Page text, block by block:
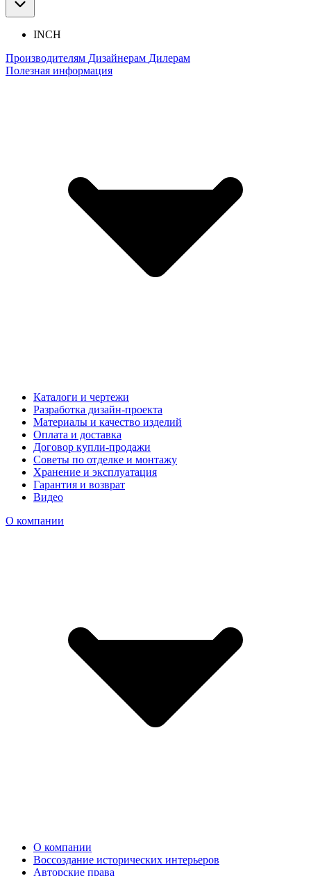
INCH
Производителям Дизайнерам Дилерам
Полезная информация
Каталоги и чертежи
Разработка дизайн-проекта
Материалы и качество изделий
Оплата и доставка
Договор купли-продажи
Советы по отделке и монтажу
Хранение и эксплуатация
Гарантия и возврат
Видео
О компании
О компании
Воссоздание исторических интерьеров
Авторские права